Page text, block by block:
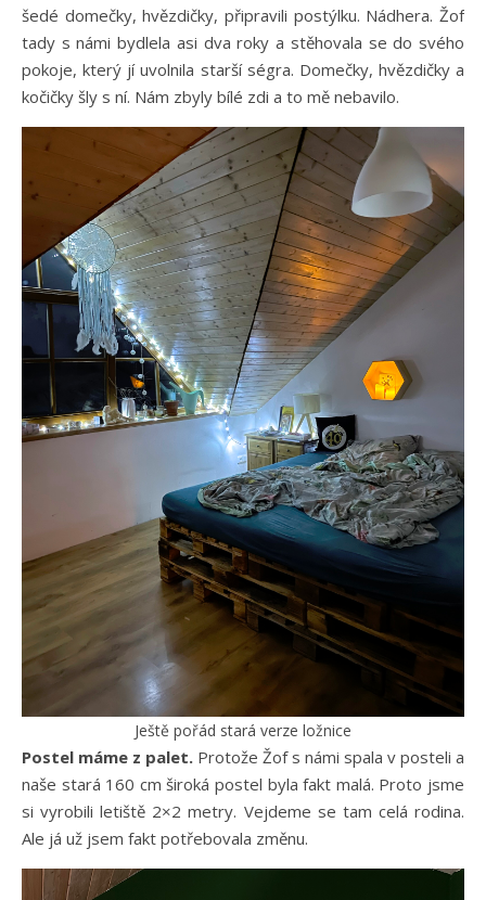
šedé domečky, hvězdičky, připravili postýlku. Nádhera. Žof
tady s námi bydlela asi dva roky a stěhovala se do svého
pokoje, který jí uvolnila starší ségra. Domečky, hvězdičky a
kočičky šly s ní. Nám zbyly bílé zdi a to mě nebavilo.
Ještě pořád stará verze ložnice
Postel máme z palet. Protože Žof s námi spala v posteli a
naše stará 160 cm široká postel byla fakt malá. Proto jsme
si vyrobili letiště 2×2 metry. Vejdeme se tam celá rodina.
Ale já už jsem fakt potřebovala změnu.